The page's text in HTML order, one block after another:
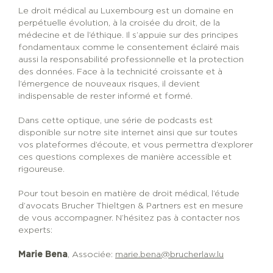
Le droit médical au Luxembourg est un domaine en
perpétuelle évolution, à la croisée du droit, de la
médecine et de l’éthique. Il s’appuie sur des principes
fondamentaux comme le consentement éclairé mais
aussi la responsabilité professionnelle et la protection
des données. Face à la technicité croissante et à
l’émergence de nouveaux risques, il devient
indispensable de rester informé et formé.
Dans cette optique, une série de podcasts est
disponible sur notre site internet ainsi que sur toutes
vos plateformes d’écoute, et vous permettra d’explorer
ces questions complexes de manière accessible et
rigoureuse.
Pour tout besoin en matière de droit médical, l’étude
d’avocats Brucher Thieltgen & Partners est en mesure
de vous accompagner. N’hésitez pas à contacter nos
experts:
Marie Bena, Associée: marie.bena@brucherlaw.lu